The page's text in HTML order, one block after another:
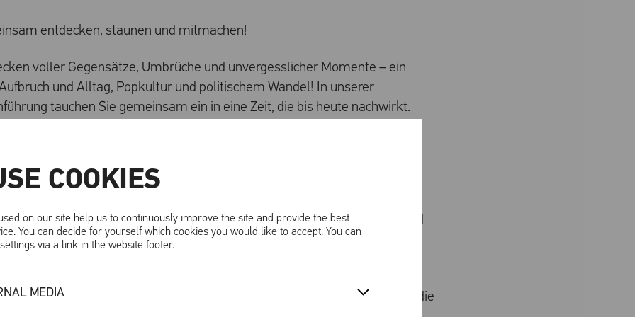
COOKIES
used on our site help us to continuously improve the site and provide the best
You can decide for yourself which cookies you would like to accept. You can
via a link in the website footer.
MEDIA
entdecken, staunen und mitmachen!
voller Gegensätze, Umbrüche und unvergesslicher Momente – ein
und Alltag, Popkultur und politischem Wandel! In unserer
tauchen Sie gemeinsam ein in eine Zeit, die bis heute nachwirkt.
rätseln Sie mit und erleben Sie die 80er-Jahre aus neuen
Kulturvermittlungsteam entdecken Sie prägende Geschichten dieses
politischen Ereignissen über Jugendkulturen bis hin zu Musik, Mode und
Spurensuche, entschlüsseln Symbole und fragen uns: Was hat die
– und was davon begleitet uns noch heute?
oder Friedensbewegung – die 80er sind voller spannender Themen, die